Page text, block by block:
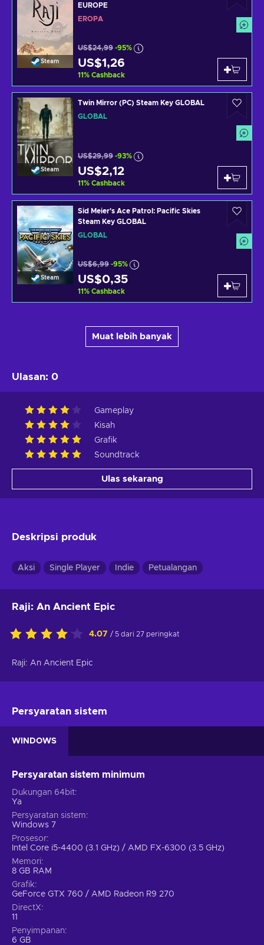
Steam
EUROPE
EROPA
US$24,99 -95%
US$1,26
11% Cashback
Steam
Twin Mirror (PC) Steam Key GLOBAL
GLOBAL
US$29,99 -93%
US$2,12
11% Cashback
Steam
Sid Meier's Ace Patrol: Pacific Skies
Steam Key GLOBAL
GLOBAL
US$6,99 -95%
US$0,35
11% Cashback
Muat lebih banyak
Ulasan: 0
Gameplay
Kisah
Grafik
Soundtrack
Ulas sekarang
Deskripsi produk
Aksi Single Player Indie Petualangan
Raji: An Ancient Epic
4.07 / 5 dari 27 peringkat
Raji: An Ancient Epic
Persyaratan sistem
WINDOWS
Persyaratan sistem minimum
Dukungan 64bit
Ya
Persyaratan sistem
Windows 7
Prosesor
Intel Core i5-4400 (3.1 GHz) / AMD FX-6300 (3.5 GHz)
Memori
8 GB RAM
Grafik
GeForce GTX 760 / AMD Radeon R9 270
DirectX
11
Penyimpanan
6 GB